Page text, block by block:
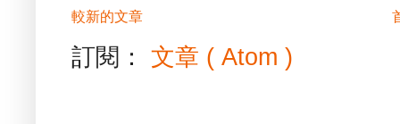
較新的文章
訂閱： 文章 ( Atom )